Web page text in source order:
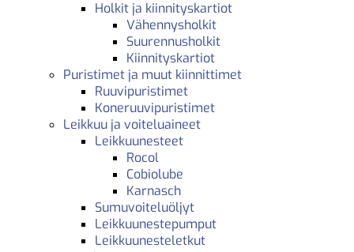
Holkit ja kiinnityskartiot
Vähennysholkit
Suurennusholkit
Kiinnityskartiot
Puristimet ja muut kiinnittimet
Ruuvipuristimet
Koneruuvipuristimet
Leikkuu ja voiteluaineet
Leikkuunesteet
Rocol
Cobiolube
Karnasch
Sumuvoiteluöljyt
Leikkuunestepumput
Leikkuunesteletkut